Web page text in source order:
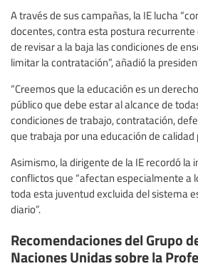
A través de sus campañas, la IE lucha
docentes, contra esta postura
de revisar a la baja las condiciones de
limitar la contratación”, añadió la
“Creemos que la educación es un
público que debe estar al alcance de
condiciones de trabajo, contratación,
que trabaja por una educación de calidad
Asimismo, la dirigente de la IE recordó la
conflictos que “afectan especialmente a
toda esta juventud excluida del sistema
diario”.
Recomendaciones del Grupo
Naciones Unidas sobre la